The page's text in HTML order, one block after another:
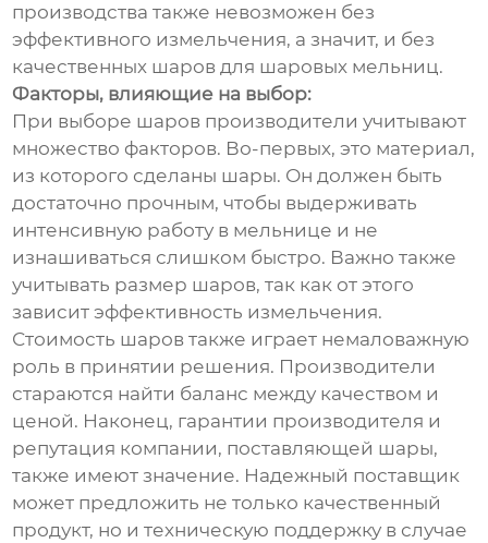
производства также невозможен без
эффективного измельчения, а значит, и без
качественных шаров для шаровых мельниц.
Факторы, влияющие на выбор:
При выборе шаров производители учитывают
множество факторов. Во-первых, это материал,
из которого сделаны шары. Он должен быть
достаточно прочным, чтобы выдерживать
интенсивную работу в мельнице и не
изнашиваться слишком быстро. Важно также
учитывать размер шаров, так как от этого
зависит эффективность измельчения.
Стоимость шаров также играет немаловажную
роль в принятии решения. Производители
стараются найти баланс между качеством и
ценой. Наконец, гарантии производителя и
репутация компании, поставляющей шары,
также имеют значение. Надежный поставщик
может предложить не только качественный
продукт, но и техническую поддержку в случае